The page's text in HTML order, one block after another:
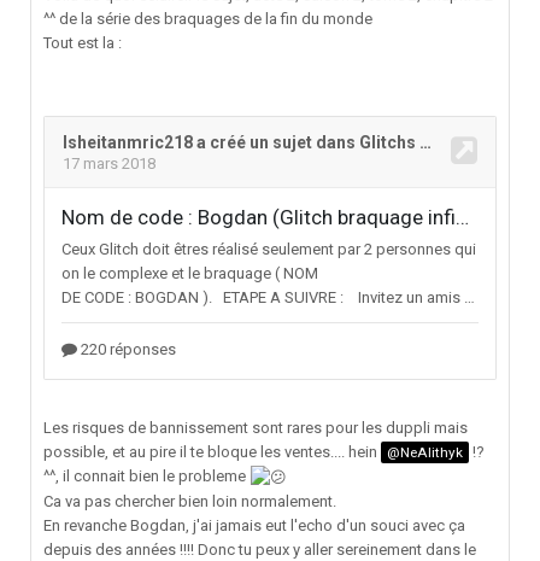
^^ de la série des braquages de la fin du monde
Tout est la :
Les risques de bannissement sont rares pour les duppli mais
possible, et au pire il te bloque les ventes.... hein
@NeAlithyk !?
^^, il connait bien le probleme
Ca va pas chercher bien loin normalement.
En revanche Bogdan, j'ai jamais eut l'echo d'un souci avec ça
depuis des années !!!! Donc tu peux y aller sereinement dans le